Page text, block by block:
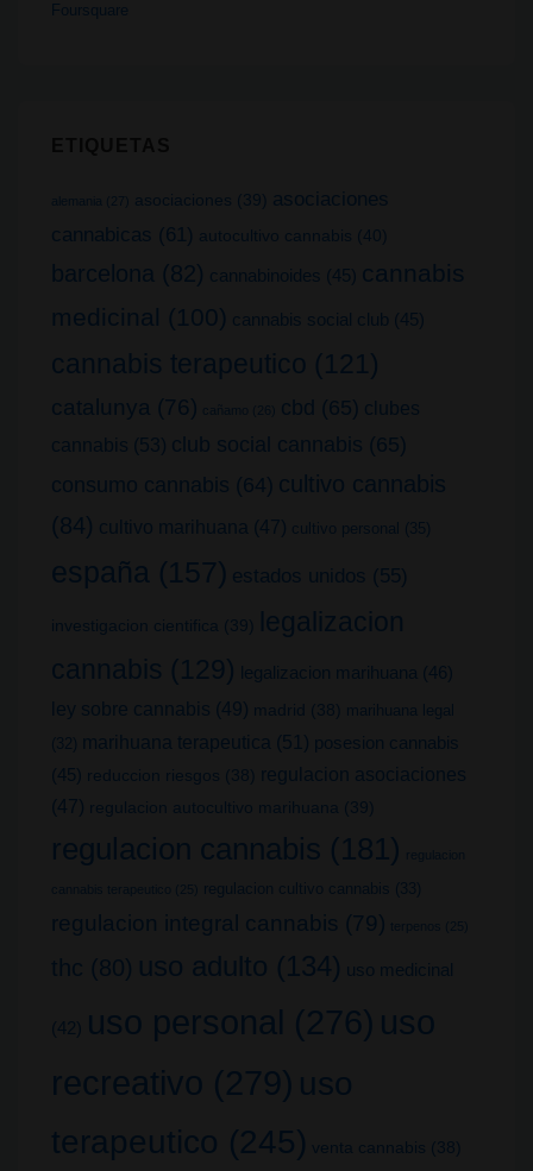
Foursquare
alemania (27) asociaciones (39)
asociaciones
cannabicas (61) autocultivo cannabis (40)
barcelona (82) cannabinoides (45) cannabis
medicinal (100) cannabis social club (45)
cannabis terapeutico (121)
catalunya (76) cañamo (26) cbd (65) clubes
cannabis (53) club social cannabis (65)
consumo cannabis (64) cultivo cannabis
(84) cultivo marihuana (47) cultivo personal (35)
españa (157) estados unidos (55)
investigacion cientifica (39)
legalizacion
cannabis (129) legalizacion marihuana (46)
ley sobre cannabis (49) madrid (38)
marihuana legal
(32)
marihuana terapeutica (51) posesion cannabis
(45) reduccion riesgos (38)
regulacion asociaciones
(47) regulacion autocultivo marihuana (39)
regulacion cannabis (181) regulacion
cannabis terapeutico (25) regulacion cultivo cannabis (33)
regulacion integral cannabis (79) terpenos (25)
thc (80) uso adulto (134) uso medicinal
(42) uso personal (276) uso
recreativo (279) uso
terapeutico (245) venta cannabis (38)